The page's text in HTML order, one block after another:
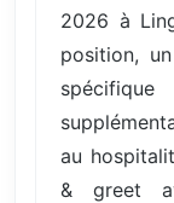
2026 à
position,
au
& greet